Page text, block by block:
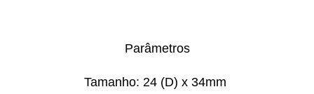
Parâmetros
Tamanho: 24 (D) x 34mm